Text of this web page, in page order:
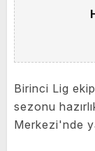
Birinci Lig
sezonu
Merkezi'nde